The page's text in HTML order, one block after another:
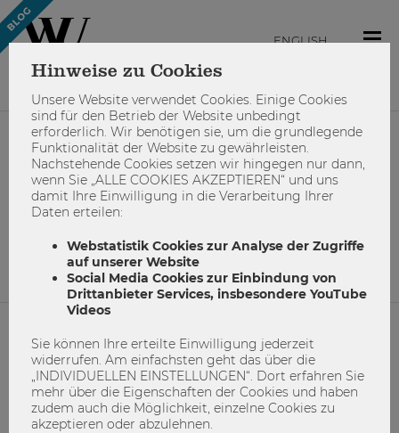
ENGLISH
#isuwu
Keine Suchergebnisse gefunden.
NETIQUETTE
IMPRESSUM
MACH MIT!
Hinweise zu Cookies
Unsere Website verwendet Cookies. Einige Cookies
sind für den Betrieb der Website unbedingt
erforderlich. Wir benötigen sie, um die grundlegende
Funktionalität der Website zu gewährleisten.
Nachstehende Cookies setzen wir hingegen nur dann,
wenn Sie „ALLE COOKIES AKZEPTIEREN“ und uns
damit Ihre Einwilligung in die Verarbeitung Ihrer
Daten erteilen:
Webstatistik Cookies zur Analyse der Zugriffe
auf unserer Website
Social Media Cookies zur Einbindung von
Drittanbieter Services, insbesondere YouTube
Videos
Sie können Ihre erteilte Einwilligung jederzeit
widerrufen. Am einfachsten geht das über die
„INDIVIDUELLEN EINSTELLUNGEN“. Dort erfahren Sie
mehr über die Eigenschaften der Cookies und haben
zudem auch die Möglichkeit, einzelne Cookies zu
akzeptieren oder abzulehnen.